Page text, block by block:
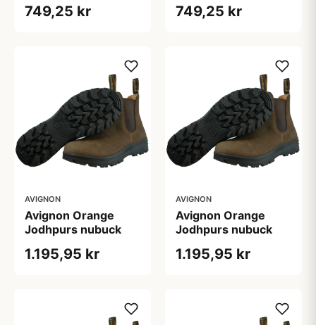
749,25 kr 749,25 kr
AVIGNON
Avignon Orange
Jodhpurs nubuck
1.195,95 kr
AVIGNON
Avignon Orange
Jodhpurs nubuck
1.195,95 kr